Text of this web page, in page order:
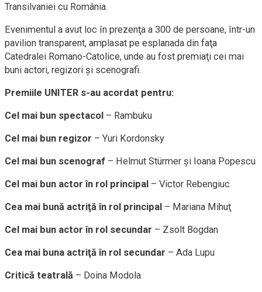
Transilvaniei cu România.
Evenimentul a avut loc în prezenţa a 300 de persoane, într-un
pavilion transparent, amplasat pe esplanada din faţa
Catedralei Romano-Catolice, unde au fost premiaţi cei mai
buni actori, regizori şi scenografi.
Premiile UNITER s-au acordat pentru:
Cel mai bun spectacol – Rambuku
Cel mai bun regizor – Yuri Kordonsky
Cel mai bun scenograf – Helmut Stürmer şi Ioana Popescu
Cel mai bun actor în rol principal – Victor Rebengiuc
Cea mai bună actriţă în rol principal – Mariana Mihuţ
Cel mai bun actor în rol secundar – Zsolt Bogdan
Cea mai buna actriţă în rol secundar – Ada Lupu
Critică teatrală – Doina Modola